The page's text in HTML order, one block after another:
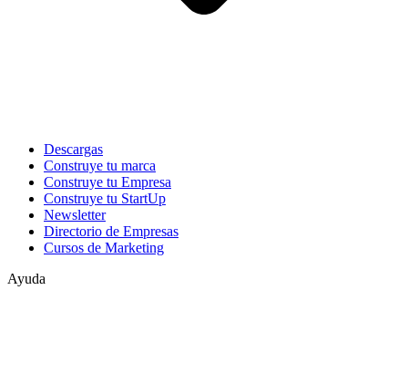
Descargas
Construye tu marca
Construye tu Empresa
Construye tu StartUp
Newsletter
Directorio de Empresas
Cursos de Marketing
Ayuda